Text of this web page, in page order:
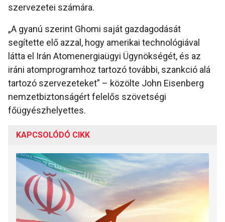
szervezetei számára.
„A gyanú szerint Ghomi saját gazdagodását
segítette elő azzal, hogy amerikai technológiával
látta el Irán Atomenergiaügyi Ügynökségét, és az
iráni atomprogramhoz tartozó további, szankció alá
tartozó szervezeteket” – közölte John Eisenberg
nemzetbiztonságért felelős szövetségi
főügyészhelyettes.
KAPCSOLÓDÓ CIKK